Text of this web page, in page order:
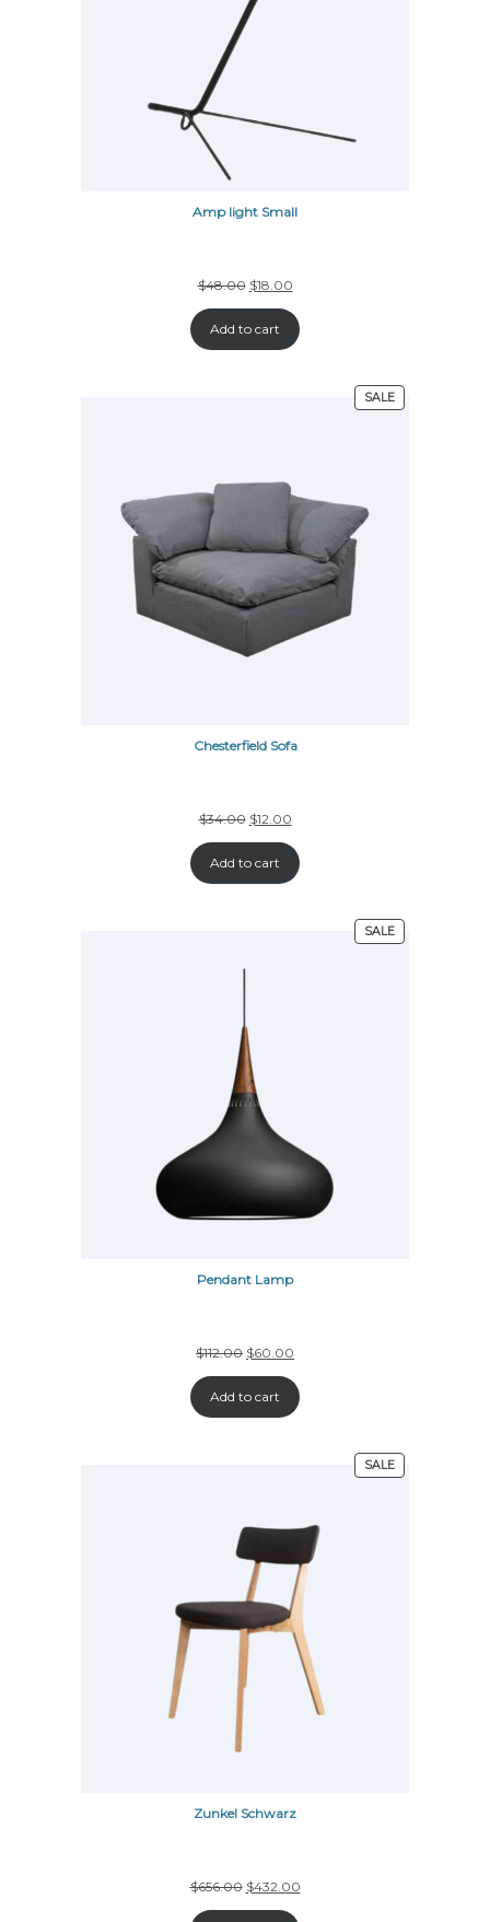
Amp light Small
$48.00 $18.00
Add to cart
SALE
Chesterfield Sofa
$34.00 $12.00
Add to cart
SALE
Pendant Lamp
$112.00 $60.00
Add to cart
SALE
Zunkel Schwarz
$656.00 $432.00